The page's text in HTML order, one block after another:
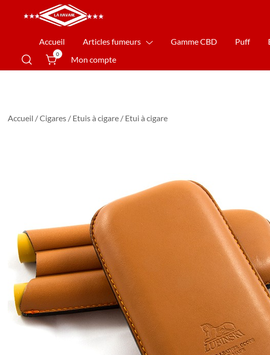
La Havane Nîmes
Accueil Articles fumeurs Gamme CBD Puff
0
Mon compte
Accueil /Cigares / Etuis à cigare / Etui à cigare